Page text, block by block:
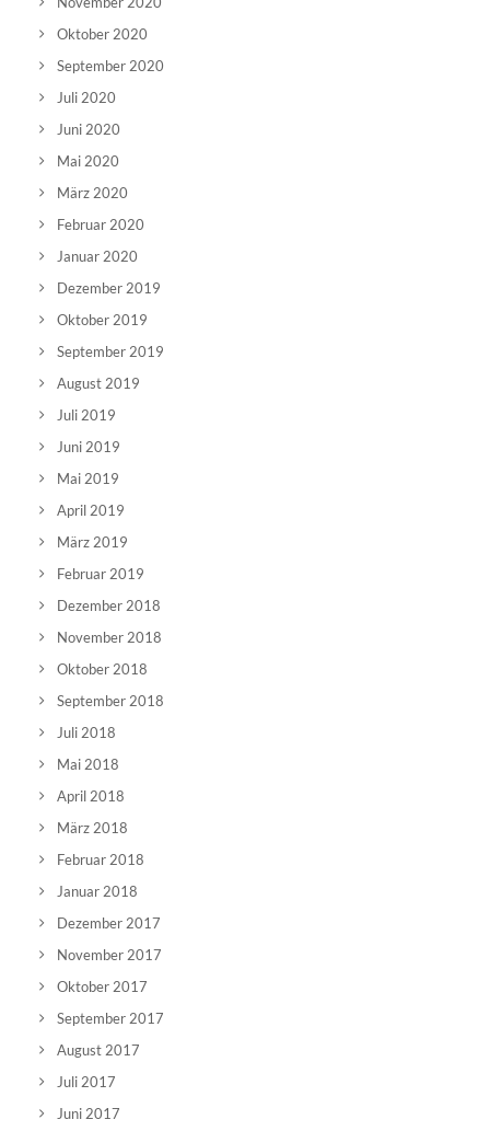
Oktober 2020
September 2020
Juli 2020
Juni 2020
Mai 2020
März 2020
Februar 2020
Januar 2020
Dezember 2019
Oktober 2019
September 2019
August 2019
Juli 2019
Juni 2019
Mai 2019
April 2019
März 2019
Februar 2019
Dezember 2018
November 2018
Oktober 2018
September 2018
Juli 2018
Mai 2018
April 2018
März 2018
Februar 2018
Januar 2018
Dezember 2017
November 2017
Oktober 2017
September 2017
August 2017
Juli 2017
Juni 2017